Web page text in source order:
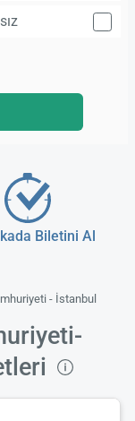
Biletini Al
- İstanbul